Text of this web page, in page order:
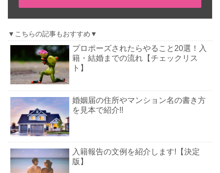
▼こちらの記事もおすすめ▼
プロポーズされたらやること20選！入
籍・結婚までの流れ【チェックリス
ト】
婚姻届の住所やマンション名の書き方
を見本で紹介!!
入籍報告の文例を紹介します!【決定
版】